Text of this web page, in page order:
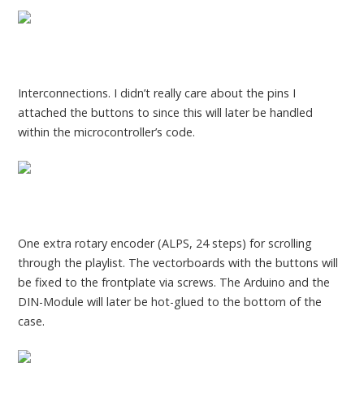
Interconnections. I didn’t really care about the pins I
attached the buttons to since this will later be handled
within the microcontroller’s code.
One extra rotary encoder (ALPS, 24 steps) for scrolling
through the playlist. The vectorboards with the buttons will
be fixed to the frontplate via screws. The Arduino and the
DIN-Module will later be hot-glued to the bottom of the
case.